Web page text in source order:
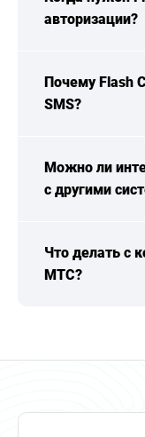
авторизации?
Почему Flash
SMS?
Можно ли
с другими
Что делать с
МТС?